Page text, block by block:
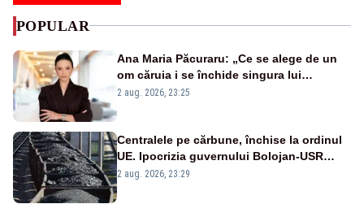
POPULAR
Ana Maria Păcuraru: „Ce se alege de un
om căruia i se închide singura lui
portiță?”
2 aug. 2026, 23:25
Centralele pe cărbune, închise la ordinul
UE. Ipocrizia guvernului Bolojan-USR
după starea de alertă
2 aug. 2026, 23:29